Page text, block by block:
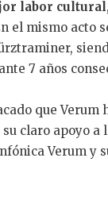
labor cultural
el mismo acto
7 años
que
claro apoyo
Verum y